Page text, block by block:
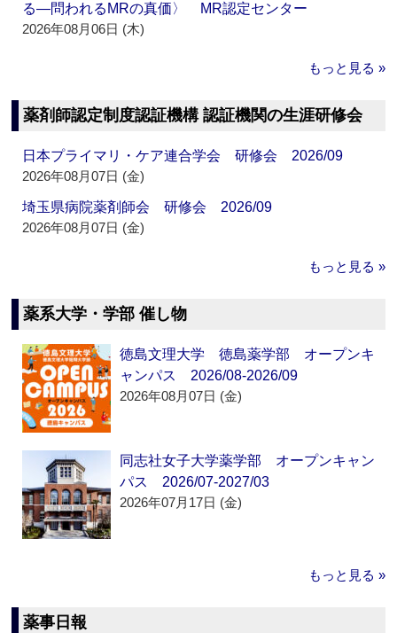
る―問われるMRの真価〉 MR認定センター
2026年08月06日 (木)
もっと見る »
薬剤師認定制度認証機構 認証機関の生涯研修会
日本プライマリ・ケア連合学会 研修会 2026/09
2026年08月07日 (金)
埼玉県病院薬剤師会 研修会 2026/09
2026年08月07日 (金)
もっと見る »
薬系大学・学部 催し物
徳島文理大学 徳島薬学部 オープンキ
ャンパス 2026/08-2026/09
2026年08月07日 (金)
同志社女子大学薬学部 オープンキャン
パス 2026/07-2027/03
2026年07月17日 (金)
もっと見る »
薬事日報